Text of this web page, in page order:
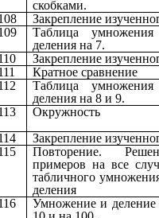
скобками.
Закрепление
Таблица
деления на 7.
Закрепление
Кратное сравнение
Таблица
деления на 8 и 9.
Окружность
Закрепление
Повторение.
примеров на все
табличного
деления
Умножение и деление